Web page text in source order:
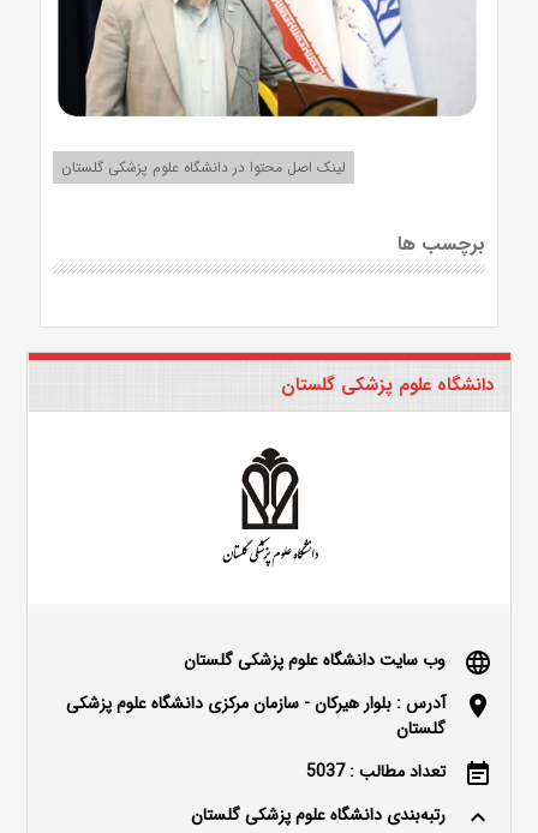
لینک اصل محتوا در دانشگاه علوم پزشکی گلستان
برچسب ها
دانشگاه علوم پزشکی گلستان
language وب سایت دانشگاه علوم پزشکی گلستان
location_on
آدرس : بلوار هیرکان - سازمان مرکزی دانشگاه علوم پزشکی
گلستان
event_note تعداد مطالب : 5037
keyboard_arrow_up رتبه‌بندی دانشگاه علوم پزشکی گلستان